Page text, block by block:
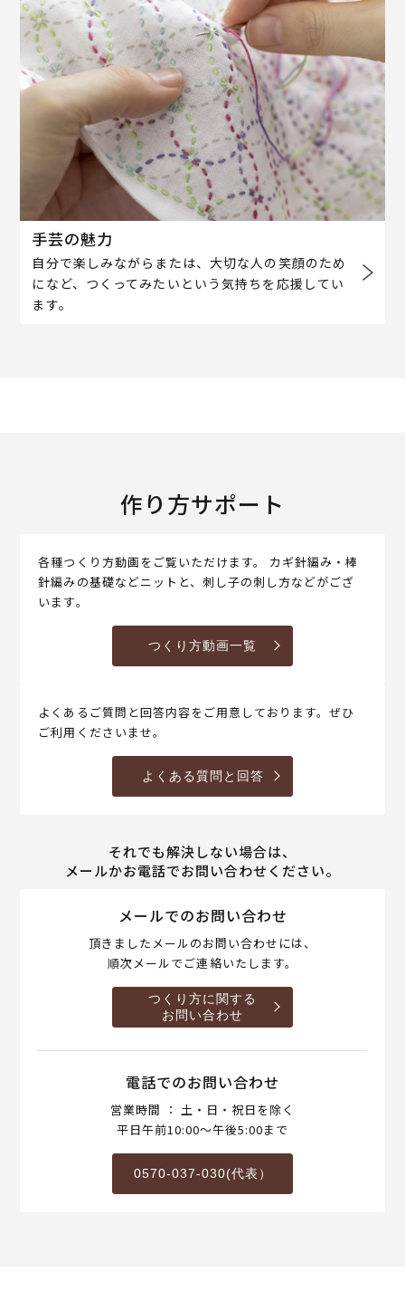
手芸の魅力
自分で楽しみながらまたは、大切な人の笑顔のため
になど、つくってみたいという気持ちを応援してい
ます。
作り方サポート
各種つくり方動画をご覧いただけます。 カギ針編み・棒
針編みの基礎などニットと、刺し子の刺し方などがござ
います。
つくり方動画一覧
よくあるご質問と回答内容をご用意しております。ぜひ
ご利用くださいませ。
よくある質問と回答
それでも解決しない場合は、
メールかお電話でお問い合わせください。
メールでのお問い合わせ
頂きましたメールのお問い合わせには、
順次メールでご連絡いたします。
つくり方に関する
お問い合わせ
電話でのお問い合わせ
営業時間 ： 土・日・祝日を除く
平日午前10:00～午後5:00まで
0570-037-030(代表）